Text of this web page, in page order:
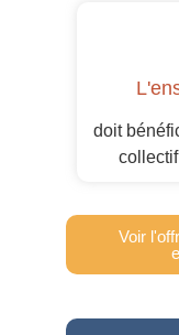
doit
Voir